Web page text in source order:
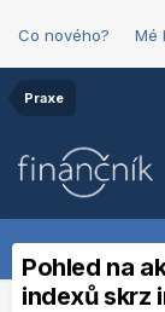
Co nového? Mé
Praxe
Pohled na
indexů skrz